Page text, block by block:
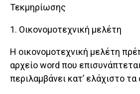
Τεκμηρίωσης
1. Οικονομοτεχνική μελέτη
Η οικονομοτεχνική μελέτη
αρχείο word που
περιλαμβάνει κατ’ ελάχιστο